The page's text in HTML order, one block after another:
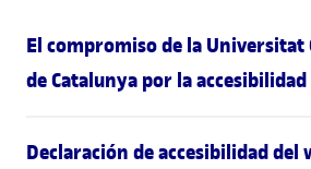
El compromiso de la Universitat
de Catalunya por la accesibilidad
Declaración de accesibilidad del